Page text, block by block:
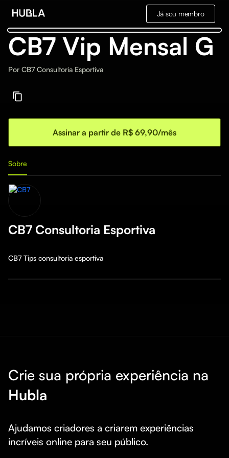
Já sou membro
CB7 Vip Mensal G
Por CB7 Consultoria Esportiva
Assinar a partir de R$ 69,90/mês
Sobre
CB7 Consultoria Esportiva
CB7 Tips consultoria esportiva
Crie sua própria experiência na
Hubla
Ajudamos criadores a criarem experiências
incríveis online para seu público.